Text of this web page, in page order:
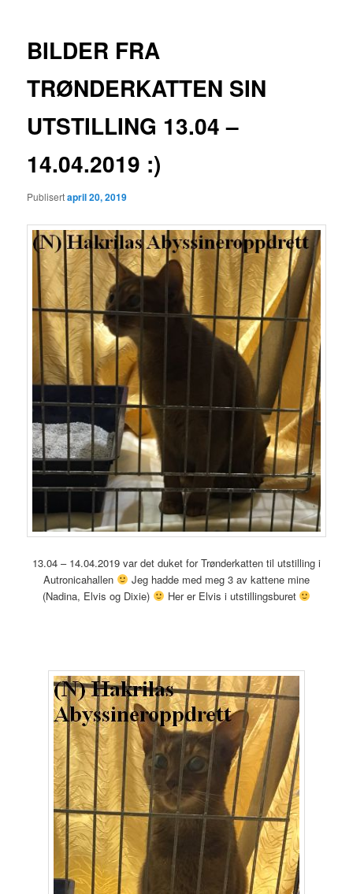
BILDER FRA
TRØNDERKATTEN SIN
UTSTILLING 13.04 –
14.04.2019 :)
Publisertapril 20, 2019
13.04 – 14.04.2019 var det duket for Trønderkatten til utstilling i
Autronicahallen
Jeg hadde med meg 3 av kattene mine
(Nadina, Elvis og Dixie)
Her er Elvis i utstillingsburet